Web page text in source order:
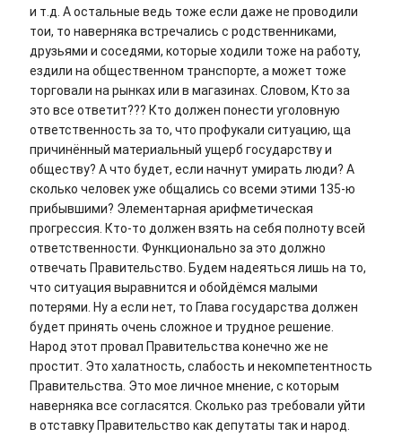
и т.д. А остальные ведь тоже если даже не проводили
тои, то наверняка встречались с родственниками,
друзьями и соседями, которые ходили тоже на работу,
ездили на общественном транспорте, а может тоже
торговали на рынках или в магазинах. Словом, Кто за
это все ответит??? Кто должен понести уголовную
ответственность за то, что профукали ситуацию, ща
причинённый материальный ущерб государству и
обществу? А что будет, если начнут умирать люди? А
сколько человек уже общались со всеми этими 135-ю
прибывшими? Элементарная арифметическая
прогрессия. Кто-то должен взять на себя полноту всей
ответственности. Функционально за это должно
отвечать Правительство. Будем надеяться лишь на то,
что ситуация выравнится и обойдёмся малыми
потерями. Ну а если нет, то Глава государства должен
будет принять очень сложное и трудное решение.
Народ этот провал Правительства конечно же не
простит. Это халатность, слабость и некомпетентность
Правительства. Это мое личное мнение, с которым
наверняка все согласятся. Сколько раз требовали уйти
в отставку Правительство как депутаты так и народ.